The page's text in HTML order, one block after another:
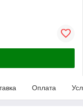
Оплата